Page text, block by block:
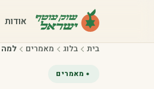
אודות
בית בלוג מאמרים למה
מאמרים